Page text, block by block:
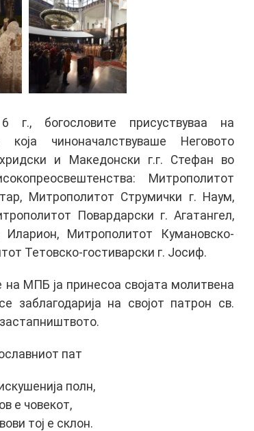
г., богословите присуствуваа на
чиноначалствуваше Неговото
и Македонски г.г. Стефан во
Митрополитот
Митрополитот Струмички г. Наум,
Повардарски г. Агатангел,
Иларион, Митрополитот Кумановско-
Тетовско-гостиварски г. Јосиф.
на МПБ ја принесоа својата молитвена
на својот патрон св.
пат
полн,
е човекот,
тој е склон.